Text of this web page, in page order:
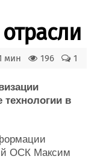
службы
1
196
мин
в
ОСК Максим